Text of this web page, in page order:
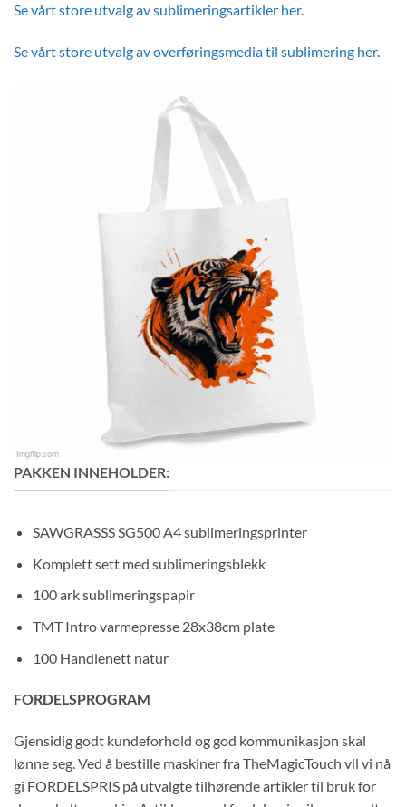
Se vårt store utvalg av sublimeringsartikler her.
Se vårt store utvalg av overføringsmedia til sublimering her.
PAKKEN INNEHOLDER:
SAWGRASSS SG500 A4 sublimeringsprinter
Komplett sett med sublimeringsblekk
100 ark sublimeringspapir
TMT Intro varmepresse 28x38cm plate
100 Handlenett natur
FORDELSPROGRAM
Gjensidig godt kundeforhold og god kommunikasjon skal
lønne seg. Ved å bestille maskiner fra TheMagicTouch vil vi nå
gi FORDELSPRIS på utvalgte tilhørende artikler til bruk for